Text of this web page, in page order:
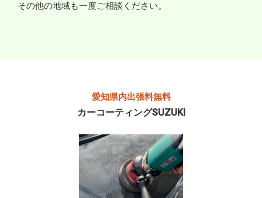
その他の地域も一度ご相談ください。
愛知県内出張料無料
カーコーティングSUZUKI